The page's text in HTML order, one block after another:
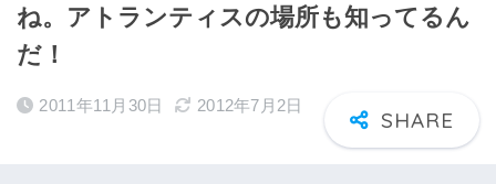
ね。アトランティスの場所も知ってるん
だ！
2011年11月30日 2012年7月2日